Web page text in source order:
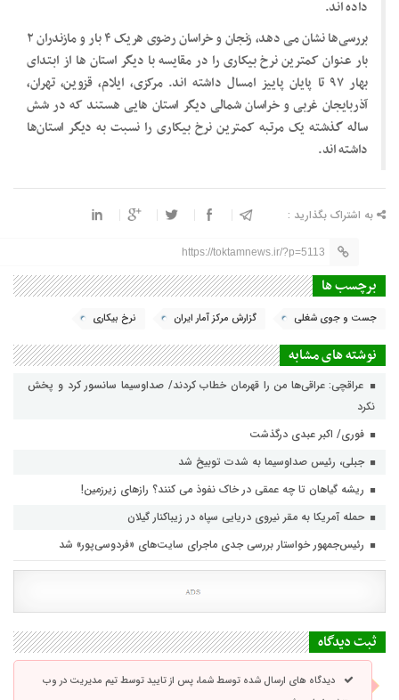
داده اند.
بررسی‌ها نشان می دهد، زنجان و خراسان رضوی هریک ۴ بار و مازندران ۲
بار عنوان کمترین نرخ بیکاری را در مقایسه با دیگر استان ها از ابتدای
بهار ۹۷ تا پایان پاییز امسال داشته اند. مرکزی، ‌ایلام،‌ قزوین، تهران،
آذربایجان غربی و خراسان شمالی دیگر استان هایی هستند که در شش
ساله گذشته یک مرتبه کمترین نرخ بیکاری را نسبت به دیگر استان‌ها
داشته اند.
به اشتراک بگذارید :
https://toktamnews.ir/?p=5113
برچسب ها
جست و جوی شغلی گزارش مرکز آمار ایران نرخ بیکاری
نوشته های مشابه
عراقچی: عراقی‌ها من را قهرمان خطاب کردند/ صداوسیما سانسور کرد و پخش
نکرد
فوری/ اکبر عبدی درگذشت
جبلی، رئیس صداوسیما به شدت توبیخ شد
ریشه گیاهان تا چه عمقی در خاک نفوذ می کنند؟ رازهای زیرزمین!
حمله آمریکا به مقر نیروی دریایی سپاه در زیباکنار گیلان
رئیس‌جمهور خواستار بررسی جدی ماجرای سایت‌های «فردوسی‌پور» شد
ثبت دیدگاه
دیدگاه های ارسال شده توسط شما، پس از تایید توسط تیم مدیریت در وب